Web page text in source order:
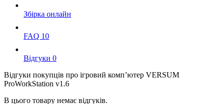
Збірка онлайн
FAQ 10
Вiдгуки 0
Відгуки покупців про ігровий комп’ютер VERSUM
ProWorkStation v1.6
В цього товару немає відгуків.